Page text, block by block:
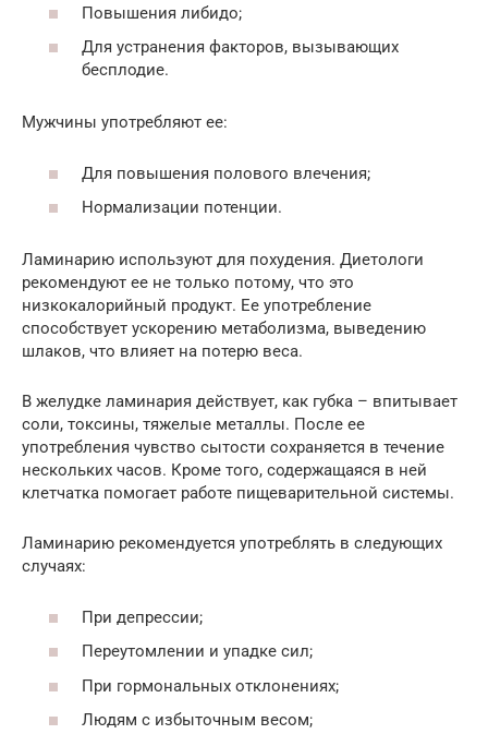
Повышения либидо;
Для устранения факторов, вызывающих
бесплодие.
Мужчины употребляют ее:
Для повышения полового влечения;
Нормализации потенции.
Ламинарию используют для похудения. Диетологи
рекомендуют ее не только потому, что это
низкокалорийный продукт. Ее употребление
способствует ускорению метаболизма, выведению
шлаков, что влияет на потерю веса.
В желудке ламинария действует, как губка – впитывает
соли, токсины, тяжелые металлы. После ее
употребления чувство сытости сохраняется в течение
нескольких часов. Кроме того, содержащаяся в ней
клетчатка помогает работе пищеварительной системы.
Ламинарию рекомендуется употреблять в следующих
случаях:
При депрессии;
Переутомлении и упадке сил;
При гормональных отклонениях;
Людям с избыточным весом;